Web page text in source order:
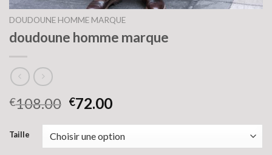
DOUDOUNE HOMME MARQUE
doudoune homme marque
€108.00 €72.00
Taille